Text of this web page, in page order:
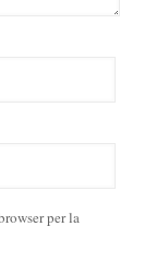
per la